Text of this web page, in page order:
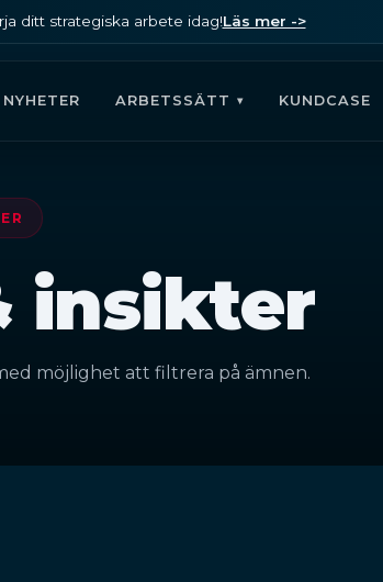
ditt strategiska arbete idag!Läs mer ->
NYHETER ARBETSSÄTT KUNDCASE
insikter
möjlighet att filtrera på ämnen.